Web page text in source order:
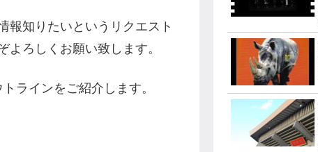
報知りたいというリクエスト
ろしくお願い致します。
ラインをご紹介します。